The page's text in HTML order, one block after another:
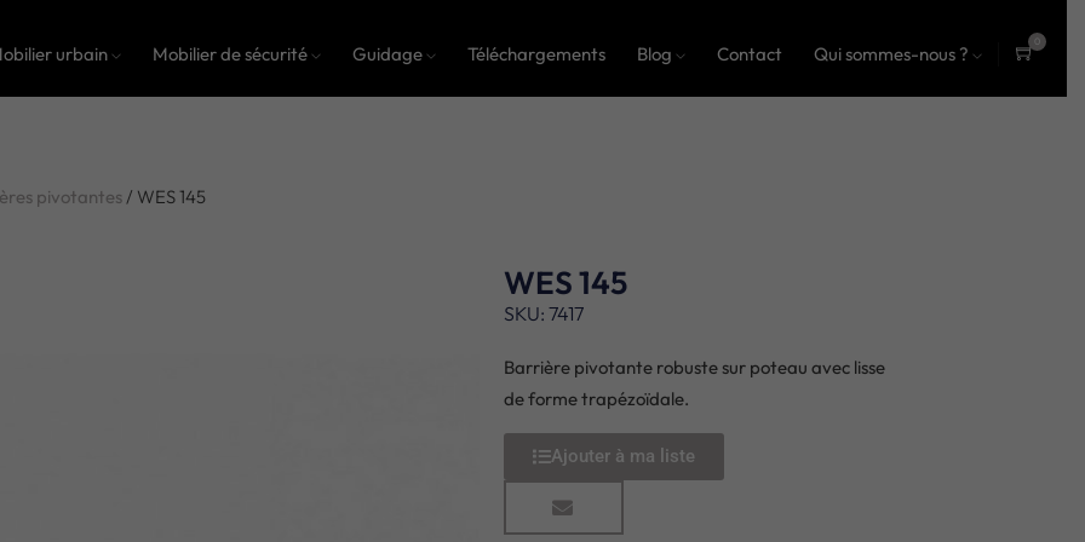
urbain Mobilier de sécurité Guidage Téléchargements Blog Contact Qui sommes-nous ?
0
pivotantes/ WES 145
WES 145
SKU: 7417
Barrière pivotante robuste sur poteau avec lisse
de forme trapézoïdale.
Ajouter à ma liste